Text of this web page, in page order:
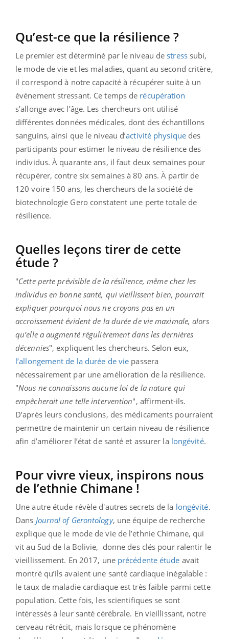
Qu’est-ce que la résilience ?
Le premier est déterminé par le niveau destresssubi,
le mode de vie et les maladies, quant au second critère,
il correspond à notre capacité à récupérer suite à un
événement stressant. Ce temps de récupération
s’allonge avec l’âge. Les chercheurs ont utilisé
différentes données médicales, dont des échantillons
sanguins, ainsi que le niveau d’activité physiquedes
participants pour estimer le niveau de résilience des
individus. À quarante ans, il faut deux semaines pour
récupérer, contre six semaines à 80 ans. À partir de
120 voire 150 ans, les chercheurs de la société de
biotechnologie Gero constatent une perte totale de
résilience.
Quelles leçons tirer de cette
étude ?
"Cette perte prévisible de la résilience, même chez les
individus en bonne santé, qui vieillissent bien, pourrait
expliquer pourquoi nous ne croyons pas en un
accroissement évident de la durée de vie maximale, alors
qu’elle a augmenté régulièrement dans les dernières
décennies", expliquent les chercheurs. Selon eux,
l’allongement de la durée de vie passera
nécessairement par une amélioration de la résilience.
"Nous ne connaissons aucune loi de la nature qui
empêcherait une telle intervention", affirment-ils.
D’après leurs conclusions, des médicaments pourraient
permettre de maintenir un certain niveau de résilience
afin d’améliorer l’état de santé et assurer la longévité.
Pour vivre vieux, inspirons nous
de l’ethnie Chimane !
Une autre étude révèle d'autres secrets de la longévité.
Dans Journal of Gerontology, une équipe de recherche
explique que le mode de vie de l’ethnie Chimane, qui
vit au Sud de la Bolivie, donne des clés pour ralentir le
vieillissement. En 2017, une précédente étude avait
montré qu’ils avaient une santé cardiaque inégalable :
le taux de maladie cardiaque est très faible parmi cette
population. Cette fois, les scientifiques se sont
intéressés à leur santé cérébrale. En vieillissant, notre
cerveau rétrécit, mais lorsque ce phénomène